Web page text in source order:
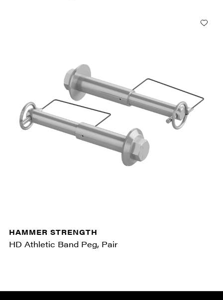
HAMMER STRENGTH
HD Athletic Band Peg, Pair